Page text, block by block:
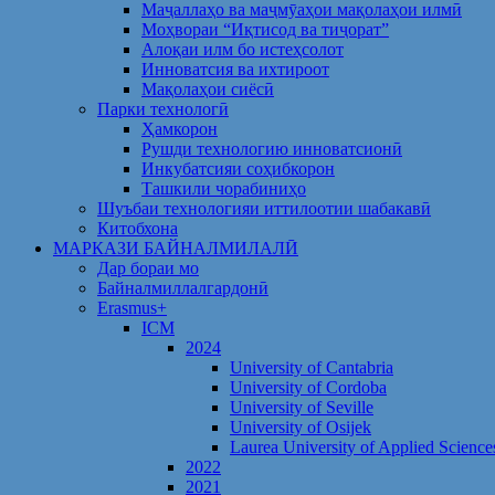
Маҷаллаҳо ва маҷмӯаҳои мақолаҳои илмӣ
Моҳвораи “Иқтисод ва тиҷорат”
Алоқаи илм бо истеҳсолот
Инноватсия ва ихтироот
Мақолаҳои сиёсӣ
Парки технологӣ
Ҳамкорон
Рушди технологию инноватсионӣ
Инкубатсияи соҳибкорон
Ташкили чорабиниҳо
Шуъбаи технологияи иттилоотии шабакавӣ
Китобхона
МАРКАЗИ БАЙНАЛМИЛАЛӢ
Дар бораи мо
Байналмиллалгардонӣ
Erasmus+
ICM
2024
University of Cantabria
University of Cordoba
University of Seville
University of Osijek
Laurea University of Applied
2022
2021